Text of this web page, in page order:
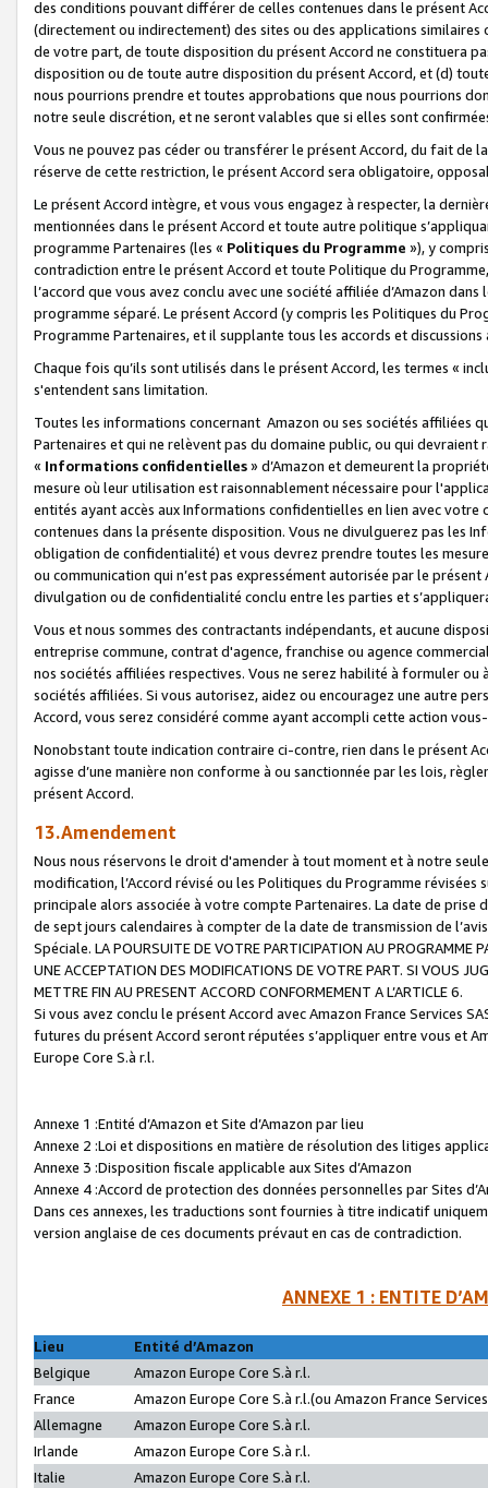
des conditions pouvant différer de celles contenues dans le présent
(directement ou indirectement) des sites ou des applications
de votre part, de toute disposition du présent Accord ne constituera
disposition ou de toute autre disposition du présent Accord, et (d)
nous pourrions prendre et toutes approbations que nous pourrions
notre seule discrétion, et ne seront valables que si elles sont
Vous ne pouvez pas céder ou transférer le présent Accord, du fait de
réserve de cette restriction, le présent Accord sera obligatoire,
Le présent Accord intègre, et vous vous engagez à respecter, la
mentionnées dans le présent Accord et toute autre politique
programme Partenaires (les « Politiques du Programme »), y
contradiction entre le présent Accord et toute Politique du
l’accord que vous avez conclu avec une société affiliée d’Amazon
programme séparé. Le présent Accord (y compris les Politiques du
Programme Partenaires, et il supplante tous les accords et discussions
Chaque fois qu’ils sont utilisés dans le présent Accord, les termes «
s'entendent sans limitation.
Toutes les informations concernant Amazon ou ses sociétés affiliées
Partenaires et qui ne relèvent pas du domaine public, ou qui
« Informations confidentielles» d’Amazon et demeurent la
mesure où leur utilisation est raisonnablement nécessaire pour
entités ayant accès aux Informations confidentielles en lien avec
contenues dans la présente disposition. Vous ne divulguerez pas les
obligation de confidentialité) et vous devrez prendre toutes les
ou communication qui n’est pas expressément autorisée par le
divulgation ou de confidentialité conclu entre les parties et
Vous et nous sommes des contractants indépendants, et aucune
entreprise commune, contrat d'agence, franchise ou agence
nos sociétés affiliées respectives. Vous ne serez habilité à formuler
sociétés affiliées. Si vous autorisez, aidez ou encouragez une autre
Accord, vous serez considéré comme ayant accompli cette action
Nonobstant toute indication contraire ci-contre, rien dans le présent
agisse d’une manière non conforme à ou sanctionnée par les lois,
présent Accord.
13.Amendement
Nous nous réservons le droit d'amender à tout moment et à notre
modification, l’Accord révisé ou les Politiques du Programme
principale alors associée à votre compte Partenaires. La date de
de sept jours calendaires à compter de la date de transmission de
Spéciale. LA POURSUITE DE VOTRE PARTICIPATION AU PROGRAMME
UNE ACCEPTATION DES MODIFICATIONS DE VOTRE PART. SI VOUS
METTRE FIN AU PRESENT ACCORD CONFORMEMENT A L’ARTICLE 6.
Si vous avez conclu le présent Accord avec Amazon France Services
futures du présent Accord seront réputées s’appliquer entre vous et
Europe Core S.à r.l.
Annexe 1 :Entité d’Amazon et Site d’Amazon par lieu
Annexe 2 :Loi et dispositions en matière de résolution des litiges
Annexe 3 :Disposition fiscale applicable aux Sites d’Amazon
Annexe 4 :Accord de protection des données personnelles par Sites
Dans ces annexes, les traductions sont fournies à titre indicatif
version anglaise de ces documents prévaut en cas de contradiction.
ANNEXE 1 : ENTITE
Lieu
Entité d’Amazon
Belgique
Amazon Europe Core S.à r.l.
France
Amazon Europe Core S.à r.l.(ou Amazon France
Allemagne
Amazon Europe Core S.à r.l.
Irlande
Amazon Europe Core S.à r.l.
Italie
Amazon Europe Core S.à r.l.